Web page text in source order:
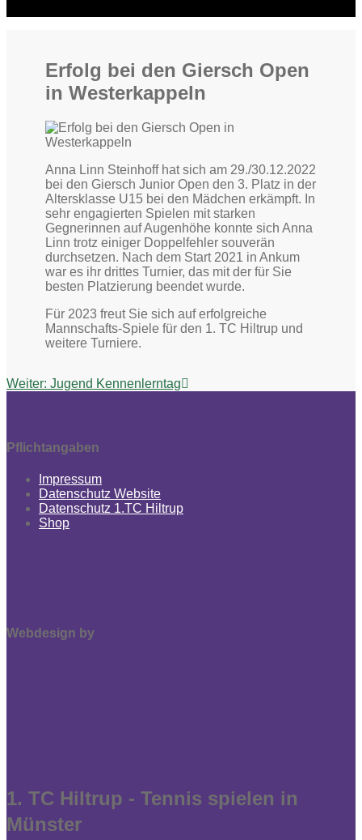
Erfolg bei den Giersch Open
in Westerkappeln
Anna Linn Steinhoff hat sich am 29./30.12.2022
bei den Giersch Junior Open den 3. Platz in der
Altersklasse U15 bei den Mädchen erkämpft. In
sehr engagierten Spielen mit starken
Gegnerinnen auf Augenhöhe konnte sich Anna
Linn trotz einiger Doppelfehler souverän
durchsetzen. Nach dem Start 2021 in Ankum
war es ihr drittes Turnier, das mit der für Sie
besten Platzierung beendet wurde.
Für 2023 freut Sie sich auf erfolgreiche
Mannschafts-Spiele für den 1. TC Hiltrup und
weitere Turniere.
Beitragsnavigation
Weiter: Nächster
Jugend Kennenlerntag
Pflichtangaben
Impressum
Datenschutz Website
Datenschutz 1.TC Hiltrup
Shop
Webdesign by
1. TC Hiltrup - Tennis spielen in
Münster